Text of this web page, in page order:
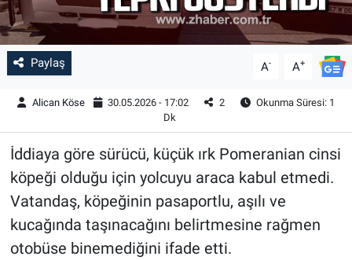
Paylaş A- A+
Alican Köse 30.05.2026 - 17:02 2
Okunma Süresi: 1
Dk
İddiaya göre sürücü, küçük ırk Pomeranian cinsi
köpeği olduğu için yolcuyu araca kabul etmedi.
Vatandaş, köpeğinin pasaportlu, aşılı ve
kucağında taşınacağını belirtmesine rağmen
otobüse binemediğini ifade etti.